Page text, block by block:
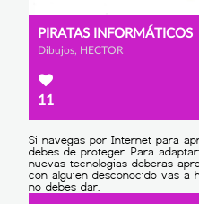
PIRATAS INFORMÁTICOS
Dibujos, HECTOR
11